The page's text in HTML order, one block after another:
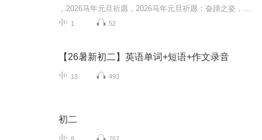
1 52
【26暑新初二】英语单词+短语+作文录音
13 493
初二